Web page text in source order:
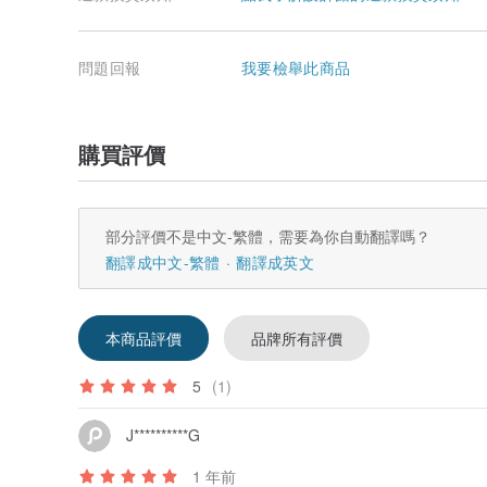
■卡片取出僅需2秒！實現快速結帳
只需按下側邊按鈕，卡片便會如階梯般彈出，讓您在結帳
問題回報 我要檢舉此商品
購買評價
部分評價不是中文-繁體，需要為你自動翻譯嗎？
翻譯成中文-繁體
翻譯成英文
本商品評價 品牌所有評價
5 (1)
J**********G
1 年前